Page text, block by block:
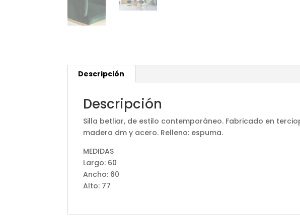
Descripción
Descripción
Silla betliar, de estilo contemporáneo. Fabricado en
madera dm y acero. Relleno: espuma.
MEDIDAS
Largo: 60
Ancho: 60
Alto: 77